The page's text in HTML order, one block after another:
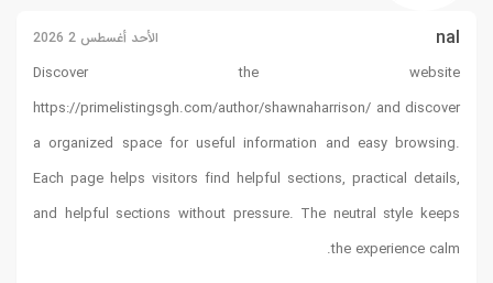
Discover
https://primelistingsgh.com/
a organized space for
Each page helps visitors
and helpful sections